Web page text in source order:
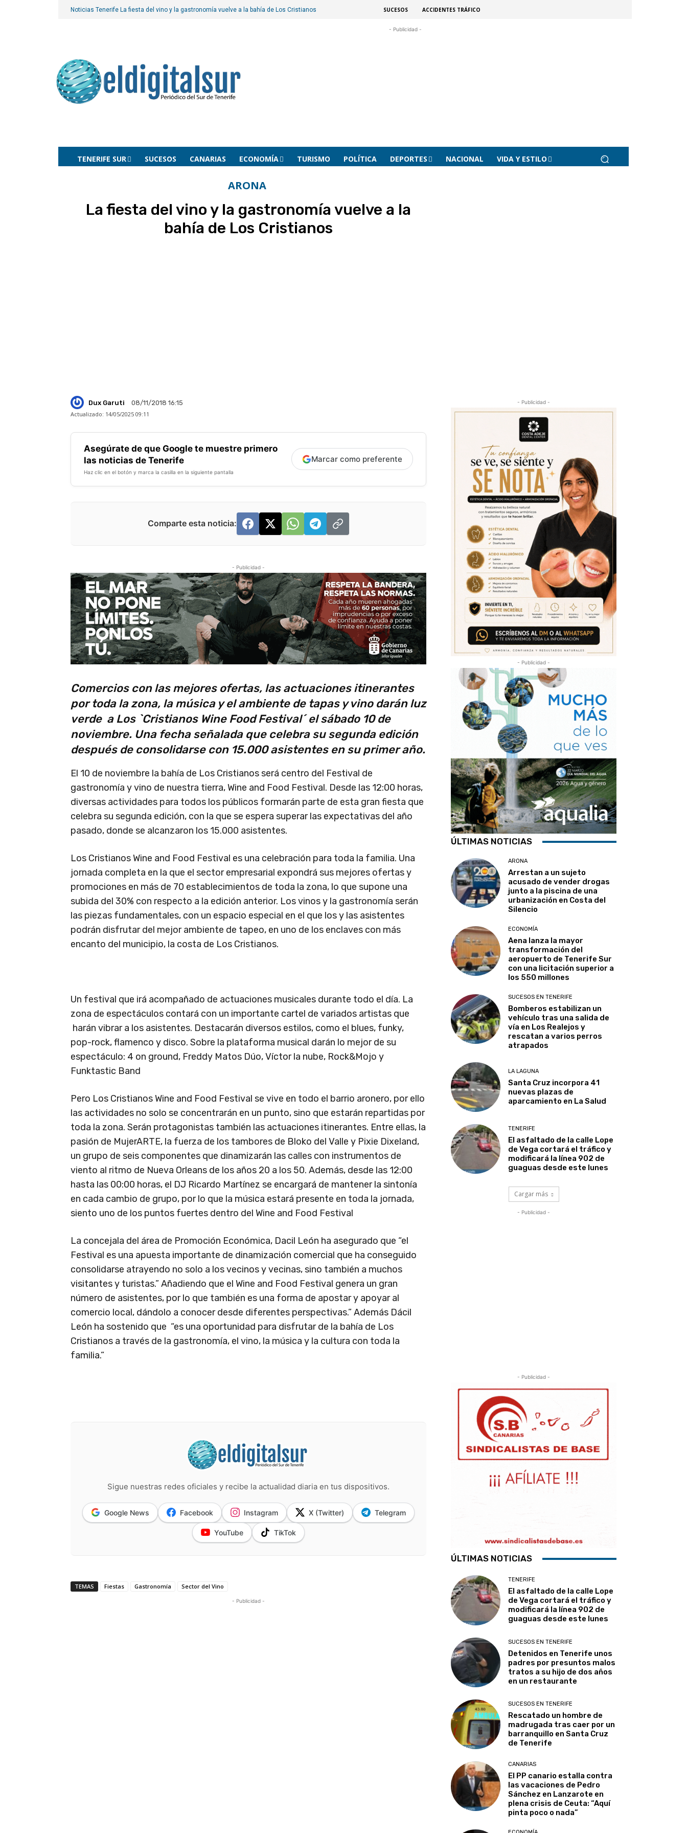
Noticias Tenerife La fiesta del vino y la gastronomía vuelve a la bahía de Los Cristianos SUCESOS ACCIDENTES TRÁFICO
- Publicidad -
TENERIFE SUR SUCESOS CANARIAS ECONOMÍA TURISMO POLÍTICA DEPORTES NACIONAL VIDA Y ESTILO
ARONA
La fiesta del vino y la gastronomía vuelve a la
bahía de Los Cristianos
Dux Garuti
08/11/2018 16:15
Actualizado: 14/05/2025 09:11
Asegúrate de que Google te muestre primero
las noticias de Tenerife
Haz clic en el botón y marca la casilla en la siguiente pantalla
Marcar como preferente
Comparte esta noticia:
- Publicidad -
Comercios con las mejores ofertas, las actuaciones itinerantes
por toda la zona, la música y el ambiente de tapas y vino darán luz
verde a Los `Cristianos Wine Food Festival´ el sábado 10 de
noviembre. Una fecha señalada que celebra su segunda edición
después de consolidarse con 15.000 asistentes en su primer año.
El 10 de noviembre la bahía de Los Cristianos será centro del Festival de
gastronomía y vino de nuestra tierra, Wine and Food Festival. Desde las 12:00 horas,
diversas actividades para todos los públicos formarán parte de esta gran fiesta que
celebra su segunda edición, con la que se espera superar las expectativas del año
pasado, donde se alcanzaron los 15.000 asistentes.
Los Cristianos Wine and Food Festival es una celebración para toda la familia. Una
jornada completa en la que el sector empresarial expondrá sus mejores ofertas y
promociones en más de 70 establecimientos de toda la zona, lo que supone una
subida del 30% con respecto a la edición anterior. Los vinos y la gastronomía serán
las piezas fundamentales, con un espacio especial en el que los y las asistentes
podrán disfrutar del mejor ambiente de tapeo, en uno de los enclaves con más
encanto del municipio, la costa de Los Cristianos.
Un festival que irá acompañado de actuaciones musicales durante todo el día. La
zona de espectáculos contará con un importante cartel de variados artistas que
harán vibrar a los asistentes. Destacarán diversos estilos, como el blues, funky,
pop-rock, flamenco y disco. Sobre la plataforma musical darán lo mejor de su
espectáculo: 4 on ground, Freddy Matos Dúo, Víctor la nube, Rock&Mojo y
Funktastic Band
Pero Los Cristianos Wine and Food Festival se vive en todo el barrio aronero, por ello
las actividades no solo se concentrarán en un punto, sino que estarán repartidas por
toda la zona. Serán protagonistas también las actuaciones itinerantes. Entre ellas, la
pasión de MujerARTE, la fuerza de los tambores de Bloko del Valle y Pixie Dixeland,
un grupo de seis componentes que dinamizarán las calles con instrumentos de
viento al ritmo de Nueva Orleans de los años 20 a los 50. Además, desde las 12:00
hasta las 00:00 horas, el DJ Ricardo Martínez se encargará de mantener la sintonía
en cada cambio de grupo, por lo que la música estará presente en toda la jornada,
siento uno de los puntos fuertes dentro del Wine and Food Festival
La concejala del área de Promoción Económica, Dacil León ha asegurado que “el
Festival es una apuesta importante de dinamización comercial que ha conseguido
consolidarse atrayendo no solo a los vecinos y vecinas, sino también a muchos
visitantes y turistas.” Añadiendo que el Wine and Food Festival genera un gran
número de asistentes, por lo que también es una forma de apostar y apoyar al
comercio local, dándolo a conocer desde diferentes perspectivas.” Además Dácil
León ha sostenido que “es una oportunidad para disfrutar de la bahía de Los
Cristianos a través de la gastronomía, el vino, la música y la cultura con toda la
familia.”
Sigue nuestras redes oficiales y recibe la actualidad diaria en tus dispositivos.
Google News Facebook Instagram X (Twitter) Telegram
YouTube TikTok
TEMAS Fiestas Gastronomía Sector del Vino
- Publicidad -
- Publicidad -
- Publicidad -
ÚLTIMAS NOTICIAS
ARONA
Arrestan a un sujeto
acusado de vender drogas
junto a la piscina de una
urbanización en Costa del
Silencio
ECONOMÍA
Aena lanza la mayor
transformación del
aeropuerto de Tenerife Sur
con una licitación superior a
los 550 millones
SUCESOS EN TENERIFE
Bomberos estabilizan un
vehículo tras una salida de
vía en Los Realejos y
rescatan a varios perros
atrapados
LA LAGUNA
Santa Cruz incorpora 41
nuevas plazas de
aparcamiento en La Salud
TENERIFE
El asfaltado de la calle Lope
de Vega cortará el tráfico y
modificará la línea 902 de
guaguas desde este lunes
Cargar más
- Publicidad -
- Publicidad -
ÚLTIMAS NOTICIAS
TENERIFE
El asfaltado de la calle Lope
de Vega cortará el tráfico y
modificará la línea 902 de
guaguas desde este lunes
SUCESOS EN TENERIFE
Detenidos en Tenerife unos
padres por presuntos malos
tratos a su hijo de dos años
en un restaurante
SUCESOS EN TENERIFE
Rescatado un hombre de
madrugada tras caer por un
barranquillo en Santa Cruz
de Tenerife
CANARIAS
El PP canario estalla contra
las vacaciones de Pedro
Sánchez en Lanzarote en
plena crisis de Ceuta: “Aquí
pinta poco o nada”